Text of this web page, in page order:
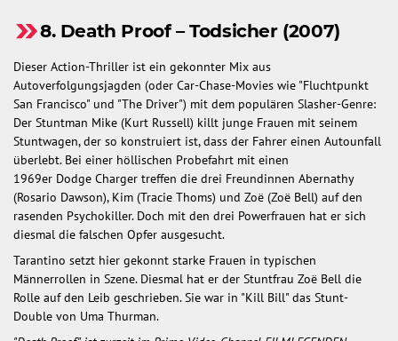
8. Death Proof – Todsicher (2007)
Dieser Action-Thriller ist ein gekonnter Mix aus
Autoverfolgungsjagden (oder Car-Chase-Movies wie "Fluchtpunkt
San Francisco" und "The Driver") mit dem populären Slasher-Genre:
Der Stuntman Mike (Kurt Russell) killt junge Frauen mit seinem
Stuntwagen, der so konstruiert ist, dass der Fahrer einen Autounfall
überlebt. Bei einer höllischen Probefahrt mit einen
1969er Dodge Charger treffen die drei Freundinnen Abernathy
(Rosario Dawson), Kim (Tracie Thoms) und Zoë (Zoë Bell) auf den
rasenden Psychokiller. Doch mit den drei Powerfrauen hat er sich
diesmal die falschen Opfer ausgesucht.
Tarantino setzt hier gekonnt starke Frauen in typischen
Männerrollen in Szene. Diesmal hat er der Stuntfrau Zoë Bell die
Rolle auf den Leib geschrieben. Sie war in "Kill Bill" das Stunt-
Double von Uma Thurman.